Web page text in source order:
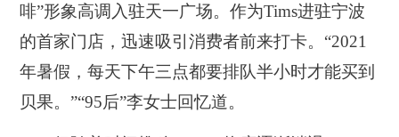
啡”形象高调入驻天一广场。作为Tims进驻宁波
的首家门店，迅速吸引消费者前来打卡。“2021
年暑假，每天下午三点都要排队半小时才能买到
贝果。”“95后”李女士回忆道。